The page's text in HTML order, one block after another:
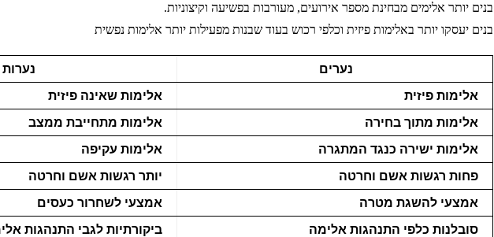
בנים יותר אלימים מבחינת מספר אירועים, מעורבות בפשיעה וקיצוניות.
בנים יעסקו יותר באלימות פיזית וכלפי רכוש בעוד שבנות מפעילות יותר אלימות נפשית
נערים
נערות
אלימות פיזית
אלימות שאינה פיזית
אלימות מתוך בחירה
אלימות מתחייבת ממצב
אלימות ישירה כנגד המתגרה
אלימות עקיפה
פחות רגשות אשם וחרטה
יותר רגשות אשם וחרטה
אמצעי להשגת מטרה
אמצעי לשחרור כעסים
סובלנות כלפי התנהגות אלימה
ביקורתיות לגבי התנהגות